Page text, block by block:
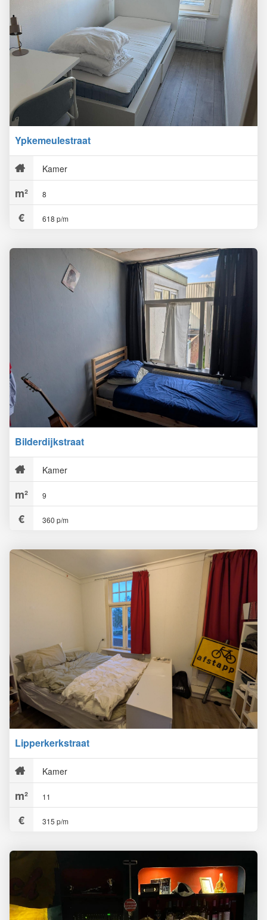
Ypkemeulestraat
Kamer
8
618 p/m
Bilderdijkstraat
Kamer
9
360 p/m
Lipperkerkstraat
Kamer
11
315 p/m